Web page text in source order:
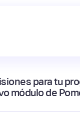
para tu
módulo de